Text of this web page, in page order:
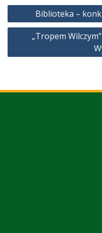
Nawigacja
wpisu
Biblioteka –
„Tropem